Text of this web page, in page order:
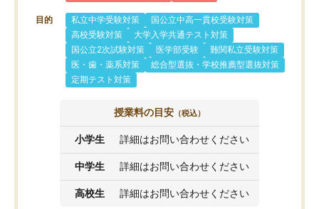
目的 私立中学受験対策
国公立中高一貫校受験対策
高校受験対策
大学入学共通テスト対策
国公立2次試験対策
医学部受験
難関私立受験対策
医・歯・薬系対策
総合型選抜・学校推薦型選抜対策
定期テスト対策
授業料の目安 （税込）
小学生 詳細はお問い合わせください
中学生 詳細はお問い合わせください
高校生 詳細はお問い合わせください